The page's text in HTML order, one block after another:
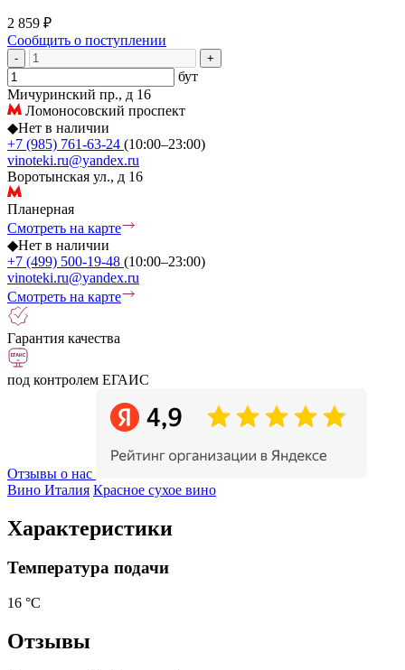
2 859 ₽
Сообщить о поступлении
- +
бут
Мичуринский пр., д 16
Ломоносовский проспект
◆Нет в наличии
+7 (985) 761-63-24 (10:00–23:00)
vinoteki.ru@yandex.ru
Воротынская ул., д 16
Планерная
Смотреть на карте
◆Нет в наличии
+7 (499) 500-19-48 (10:00–23:00)
vinoteki.ru@yandex.ru
Смотреть на карте
Гарантия качества
под контролем ЕГАИС
Отзывы о нас
Вино Италия Красное сухое вино
Характеристики
Температура подачи
16 °С
Отзывы